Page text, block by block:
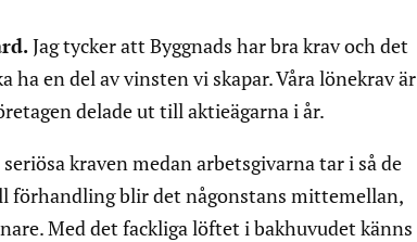
Jag tycker att Byggnads har bra krav och det
en del av vinsten vi skapar. Våra lönekrav är
delade ut till aktieägarna i år.
kraven medan arbetsgivarna tar i så de
förhandling blir det någonstans mittemellan,
Med det fackliga löftet i bakhuvudet känns